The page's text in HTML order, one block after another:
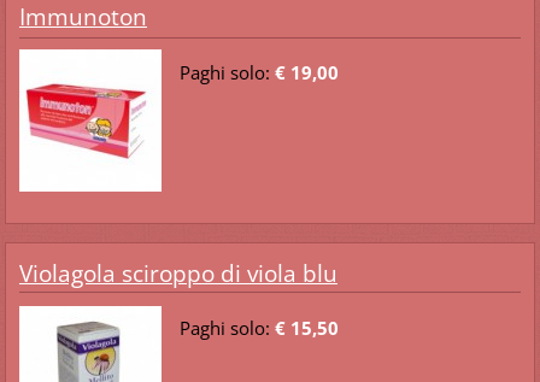
Immunoton
Paghi solo: € 19,00
Violagola sciroppo di viola blu
Paghi solo: € 15,50